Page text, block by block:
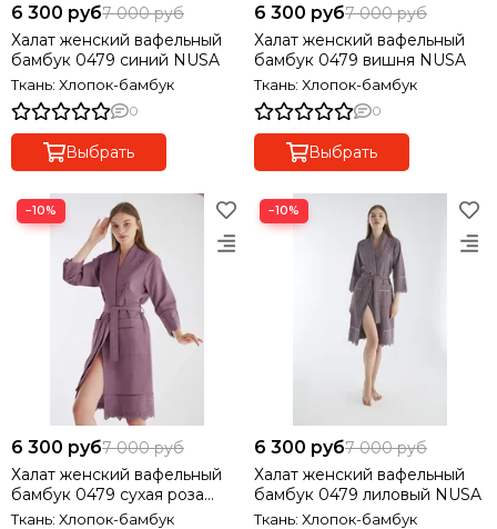
6 300 руб7 000 руб
Халат женский вафельный
бамбук 0479 синий NUSA
Ткань: Хлопок-бамбук
0
Выбрать
6 300 руб7 000 руб
Халат женский вафельный
бамбук 0479 вишня NUSA
Ткань: Хлопок-бамбук
0
Выбрать
−10%
6 300 руб7 000 руб
Халат женский вафельный
бамбук 0479 сухая роза
NUSA
Ткань: Хлопок-бамбук
−10%
6 300 руб7 000 руб
Халат женский вафельный
бамбук 0479 лиловый NUSA
Ткань: Хлопок-бамбук